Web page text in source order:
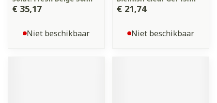
€ 35,17
Niet beschikbaar
€ 21,74
Niet beschikbaar